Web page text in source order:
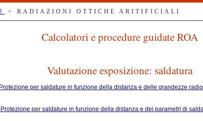
> RADIAZIONI OTTICHE ARITIFICIALI
Calcolatori e procedure guidate ROA
Valutazione esposizione: saldatura
per saldature in funzione della distanza e delle grandezze
per saldature in funzione della distanza e dei parametri di